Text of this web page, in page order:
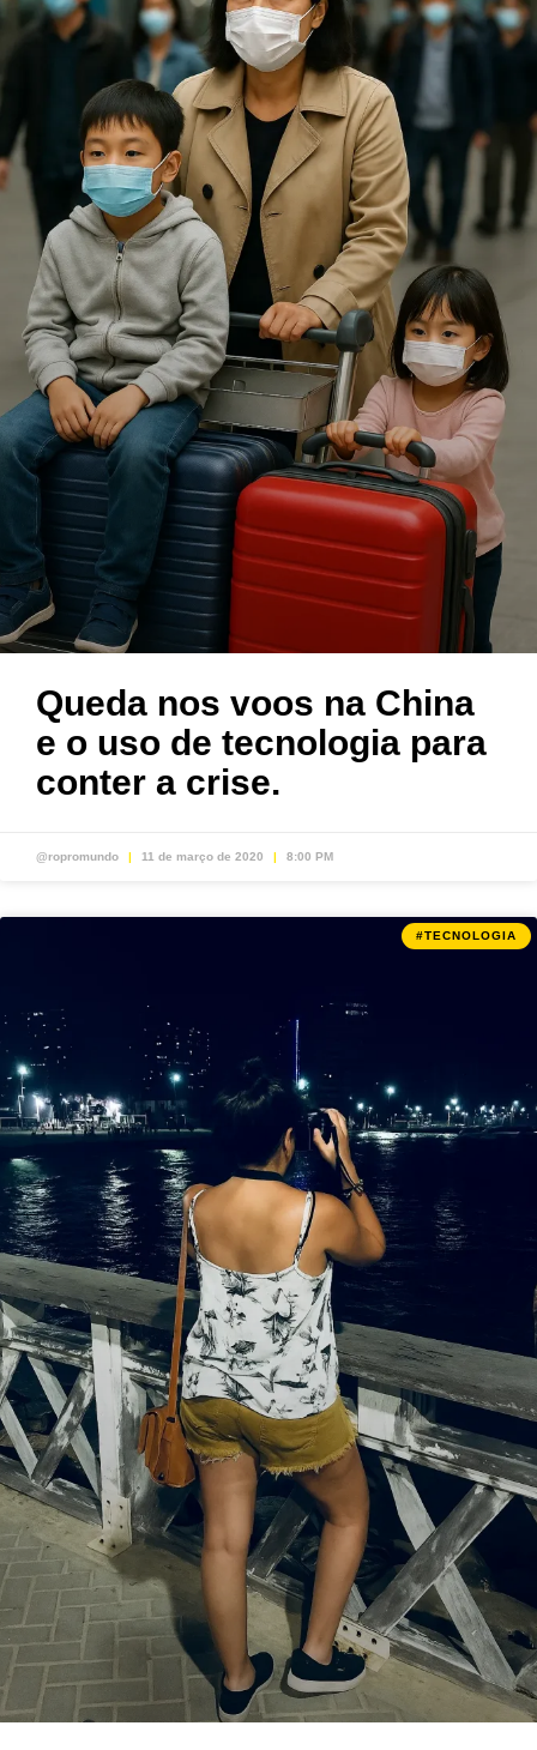
Queda nos voos na China
e o uso de tecnologia para
conter a crise.
@ropromundo 11 de março de 2020 8:00 PM
#TECNOLOGIA